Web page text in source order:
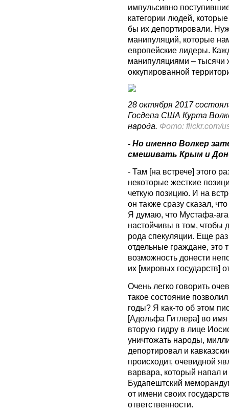
импульсивно
категории людей,
бы их депортировали.
манипуляций, которые
европейские лидеры.
манипуляциями – тысячи
оккупированной
28 октября 2017
Госдепа США Курта
народа. Фото: flickr.com/
- Но именно Волкер
смешивать Крым и
- Там [на встрече] этого
некоторые жесткие
четкую позицию. И на
он также сразу сказал,
Я думаю, что Мустафа-
настойчивы в том, чтобы
рода спекуляции. Еще
отдельные граждане,
возможность донести
их [мировых государств]
Очень легко говорить
такое состояние
годы? Я как-то об этом
[Адольфа Гитлера] во имя
вторую гидру в лице
уничтожать народы,
депортировал и
происходит, очевидной
варвара, который напал
Будапештский
от имени своих
ответственности.